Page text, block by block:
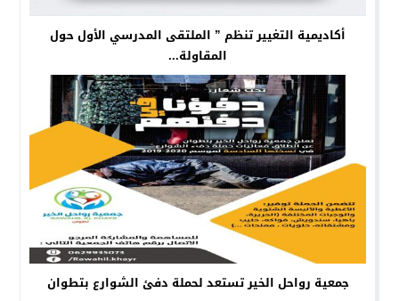
أكاديمية التغيير تنظم ” الملتقى المدرسي الأول حول
المقاولة...
جمعية رواحل الخير تستعد لحملة دفئ الشوارع بتطوان